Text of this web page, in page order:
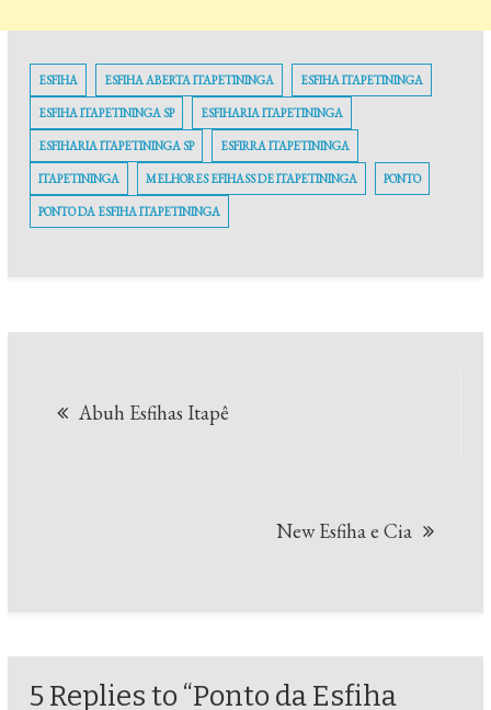
ESFIHA ESFIHA ABERTA ITAPETININGA ESFIHA ITAPETININGA
ESFIHA ITAPETININGA SP ESFIHARIA ITAPETININGA
ESFIHARIA ITAPETININGA SP ESFIRRA ITAPETININGA
ITAPETININGA MELHORES EFIHASS DE ITAPETININGA PONTO
PONTO DA ESFIHA ITAPETININGA
Abuh Esfihas Itapê
New Esfiha e Cia
5 Replies to “Ponto da Esfiha